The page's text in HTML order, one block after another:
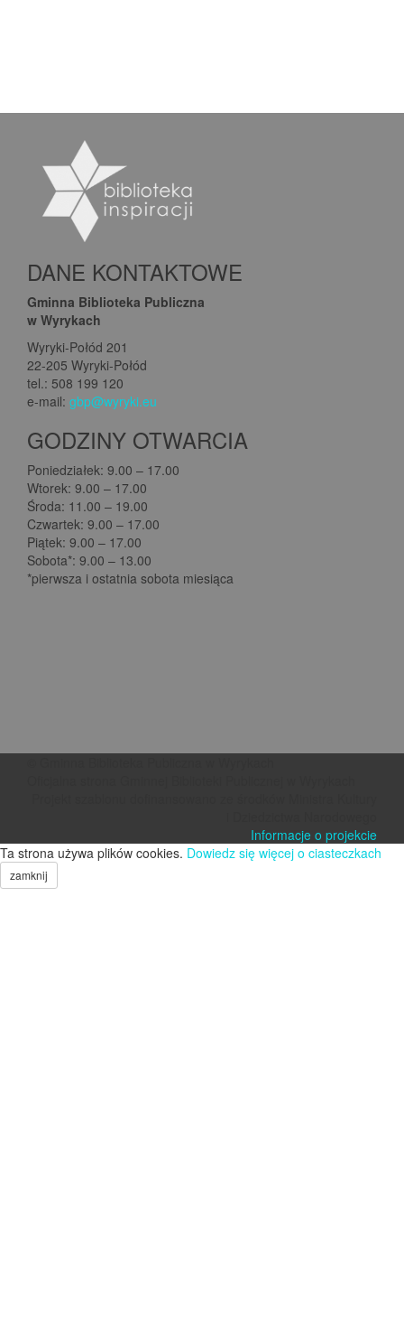
DANE KONTAKTOWE
Gminna Biblioteka Publiczna
w Wyrykach
Wyryki-Połód 201
22-205 Wyryki-Połód
tel.: 508 199 120
e-mail: gbp@wyryki.eu
GODZINY OTWARCIA
Poniedziałek: 9.00 – 17.00
Wtorek: 9.00 – 17.00
Środa: 11.00 – 19.00
Czwartek: 9.00 – 17.00
Piątek: 9.00 – 17.00
Sobota*: 9.00 – 13.00
*pierwsza i ostatnia sobota miesiąca
Informacje o projekcie
Ta strona używa plików cookies. Dowiedz się więcej o ciasteczkach
zamknij